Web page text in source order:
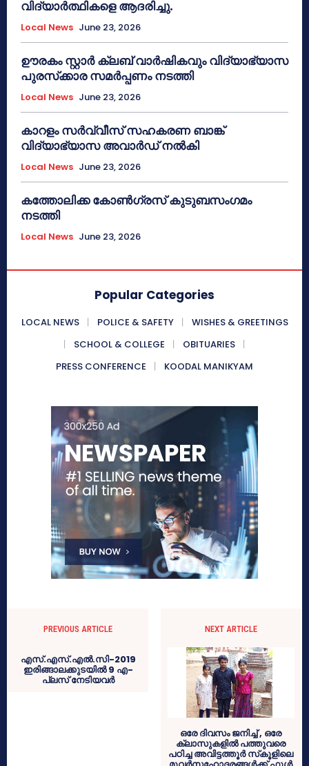
വിദ്യാർത്ഥികളെ ആദരിച്ചു.
Local News June 23, 2026
ഊരകം സ്റ്റാർ ക്ലബ് വാർഷികവും വിദ്യാഭ്യാസ
പുരസ്‌ക്കാര സമർപ്പണം നടത്തി
Local News June 23, 2026
കാറളം സർവ്വീസ് സഹകരണ ബാങ്ക്
വിദ്യാഭ്യാസ അവാർഡ് നൽകി
Local News June 23, 2026
കത്തോലിക്ക കോൺഗ്രസ് കുടുബസംഗമം
നടത്തി
Local News June 23, 2026
Popular Categories
LOCAL NEWS POLICE & SAFETY
WISHES & GREETINGS
SCHOOL & COLLEGE
OBITUARIES
PRESS CONFERENCE
KOODAL MANIKYAM
PREVIOUS ARTICLE
എസ്.എസ്.എല്‍.സി-2019
ഇരിങ്ങാലക്കുടയില്‍ 9 എ-
പ്ലസ് നേടിയവര്‍
NEXT ARTICLE
ഒരേ ദിവസം ജനിച്ച് , ഒരേ
ക്ലാസുകളില്‍ പത്തുവരെ
പഠിച്ച അവിട്ടത്തൂര്‍ സ്‌കൂളിലെ